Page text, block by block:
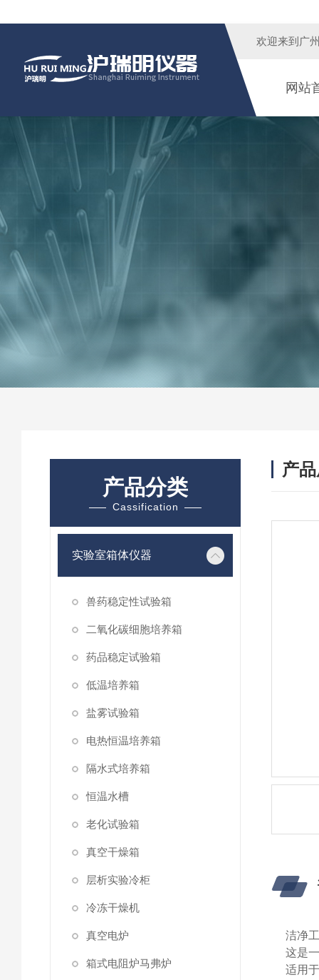
欢迎来到广
网站
产品分类
Cassification
实验室箱体仪器
兽药稳定性试验箱
二氧化碳细胞培养箱
药品稳定试验箱
低温培养箱
盐雾试验箱
电热恒温培养箱
隔水式培养箱
恒温水槽
老化试验箱
真空干燥箱
层析实验冷柜
冷冻干燥机
真空电炉
箱式电阻炉马弗炉
产
洁净
这是
适用